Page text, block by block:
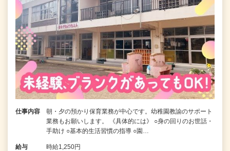
仕事内容
朝・夕の預かり保育業務が中心です。幼稚園教諭のサポート
業務もお願いします。 《具体的には》 ○身の回りのお世話・
手助け ○基本的生活習慣の指導 ○園…
給与 時給1,250円